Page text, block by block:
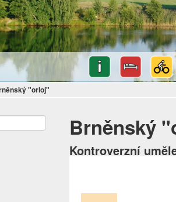
"orloj"
Brněnský
Kontroverzní